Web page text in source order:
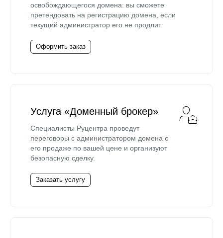
освобождающегося домена: вы сможете
претендовать на регистрацию домена, если
текущий администратор его не продлит.
Оформить заказ
Услуга «Доменный брокер»
Специалисты Руцентра проведут
переговоры с администратором домена о
его продаже по вашей цене и организуют
безопасную сделку.
Заказать услугу